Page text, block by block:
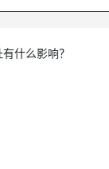
什么影响？